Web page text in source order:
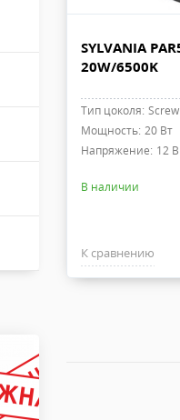
SYLVANIA
20W/6500K
Тип цоколя:
Мощность: 20 Вт
Напряжение: 12 В
В наличии
К сравнению